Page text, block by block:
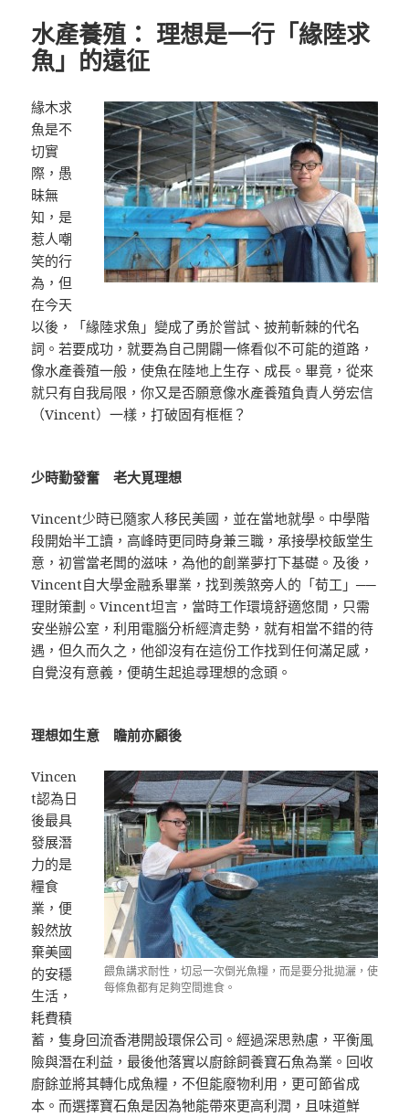
水產養殖： 理想是一行「緣陸求
魚」的遠征
緣木求
魚是不
切實
際，愚
昧無
知，是
惹人嘲
笑的行
為，但
在今天
以後，「緣陸求魚」變成了勇於嘗試、披荊斬棘的代名
詞。若要成功，就要為自己開闢一條看似不可能的道路，
像水產養殖一般，使魚在陸地上生存、成長。畢竟，從來
就只有自我局限，你又是否願意像水產養殖負責人勞宏信
（Vincent）一樣，打破固有框框？
少時勤發奮 老大覓理想
Vincent少時已隨家人移民美國，並在當地就學。中學階
段開始半工讀，高峰時更同時身兼三職，承接學校飯堂生
意，初嘗當老闆的滋味，為他的創業夢打下基礎。及後，
Vincent自大學金融系畢業，找到羨煞旁人的「荀工」──
理財策劃。Vincent坦言，當時工作環境舒適悠閒，只需
安坐辦公室，利用電腦分析經濟走勢，就有相當不錯的待
遇，但久而久之，他卻沒有在這份工作找到任何滿足感，
自覺沒有意義，便萌生起追尋理想的念頭。
理想如生意 瞻前亦顧後
餵魚講求耐性，切忌一次倒光魚糧，而是要分批拋灑，使
每條魚都有足夠空間進食。
Vincen
t認為日
後最具
發展潛
力的是
糧食
業，便
毅然放
棄美國
的安穩
生活，
耗費積
蓄，隻身回流香港開設環保公司。經過深思熟慮，平衡風
險與潛在利益，最後他落實以廚餘飼養寶石魚為業。回收
廚餘並將其轉化成魚糧，不但能廢物利用，更可節省成
本。而選擇寶石魚是因為牠能帶來更高利潤，且味道鮮